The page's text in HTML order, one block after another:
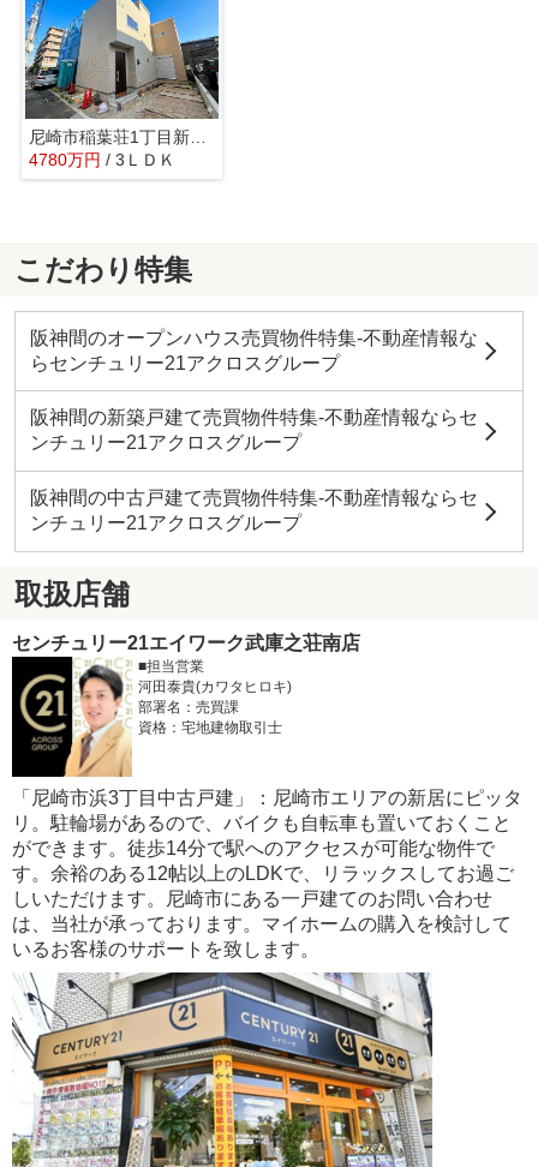
尼崎市稲葉荘1丁目新築一戸建て
4780万円 / 3ＬＤＫ
こだわり特集
阪神間のオープンハウス売買物件特集-不動産情報な
らセンチュリー21アクロスグループ
阪神間の新築戸建て売買物件特集-不動産情報ならセ
ンチュリー21アクロスグループ
阪神間の中古戸建て売買物件特集-不動産情報ならセ
ンチュリー21アクロスグループ
取扱店舗
センチュリー21エイワーク武庫之荘南店
■担当営業
河田泰貴(カワタヒロキ)
部署名：売買課
資格：宅地建物取引士
「尼崎市浜3丁目中古戸建」：尼崎市エリアの新居にピッタ
リ。駐輪場があるので、バイクも自転車も置いておくこと
ができます。徒歩14分で駅へのアクセスが可能な物件で
す。余裕のある12帖以上のLDKで、リラックスしてお過ご
しいただけます。尼崎市にある一戸建てのお問い合わせ
は、当社が承っております。マイホームの購入を検討して
いるお客様のサポートを致します。